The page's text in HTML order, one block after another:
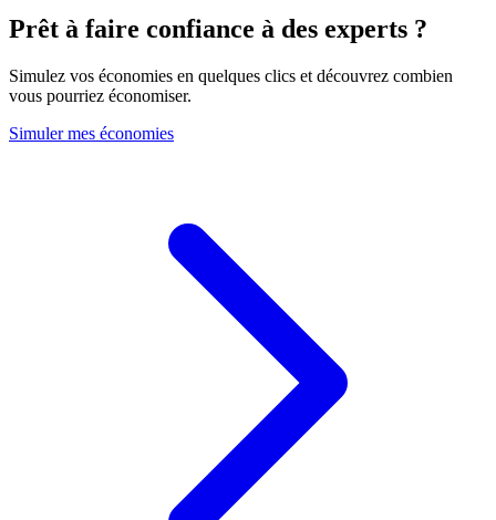
Prêt à faire confiance à des experts ?
Simulez vos économies en quelques clics et découvrez combien
vous pourriez économiser.
Simuler mes économies